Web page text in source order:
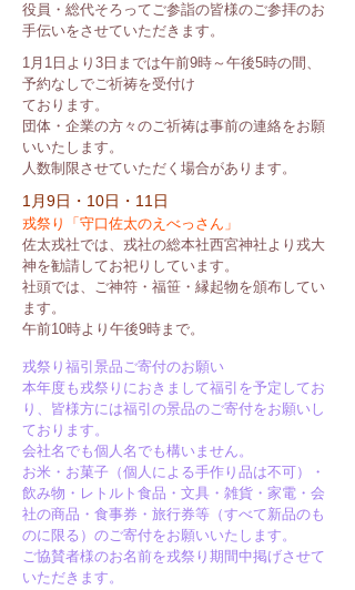
役員・総代そろってご参詣の皆様のご参拝のお
手伝いをさせていただきます。
1月1日より3日までは午前9時～午後5時の間、
予約なしでご祈祷を受付け
ております。
団体・企業の方々のご祈祷は事前の連絡をお願
いいたします。
人数制限させていただく場合があります。
1月9日・10日・11日
戎祭り「守口佐太のえべっさん」
佐太戎社では、戎社の総本社西宮神社より戎大
神を勧請してお祀りしています。
社頭では、ご神符・福笹・縁起物を頒布してい
ます。
午前10時より午後9時まで。
戎祭り福引景品ご寄付のお願い
本年度も戎祭りにおきまして福引を予定してお
り、皆様方には福引の景品のご寄付をお願いし
ております。
会社名でも個人名でも構いません。
お米・お菓子（個人による手作り品は不可）・
飲み物・レトルト食品・文具・雑貨・家電・会
社の商品・食事券・旅行券等（すべて新品のも
のに限る）のご寄付をお願いいたします。
ご協賛者様のお名前を戎祭り期間中掲げさせて
いただきます。